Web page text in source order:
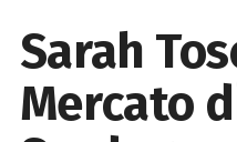
Sarah
Mercato